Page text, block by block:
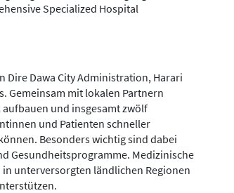
Specialized Hospital
Dire Dawa City Administration, Harari
Gemeinsam mit lokalen Partnern
und insgesamt zwölf
und Patienten schneller
Besonders wichtig sind dabei
Gesundheitsprogramme. Medizinische
unterversorgten ländlichen Regionen